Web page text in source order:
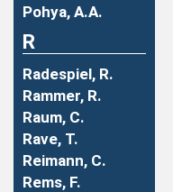
Pohya, A.A.
R
Radespiel, R.
Rammer, R.
Raum, C.
Rave, T.
Reimann, C.
Rems, F.